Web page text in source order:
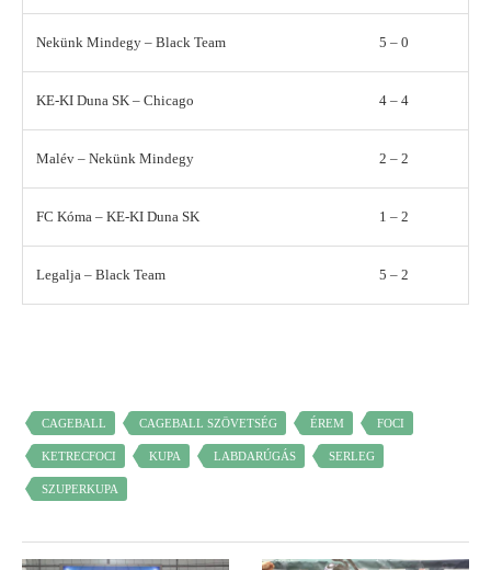
Nekünk Mindegy – Black Team 5 – 0
KE-KI Duna SK – Chicago 4 – 4
Malév – Nekünk Mindegy 2 – 2
FC Kóma – KE-KI Duna SK 1 – 2
Legalja – Black Team 5 – 2
CAGEBALL CAGEBALL SZÖVETSÉG ÉREM FOCI
KETRECFOCI KUPA LABDARÚGÁS SERLEG
SZUPERKUPA